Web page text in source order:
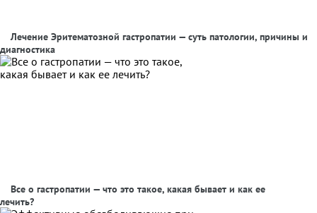
Лечение Эритематозной гастропатии — суть патологии, причины и
диагностика
Все о гастропатии — что это такое, какая бывает и как ее
лечить?